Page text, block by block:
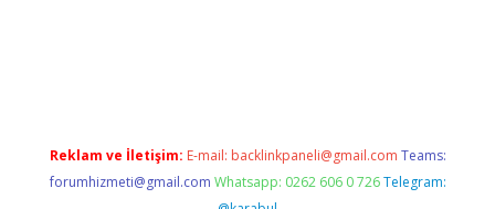
Reklam ve İletişim: E-mail: backlinkpaneli@gmail.com Teams:
forumhizmeti@gmail.com Whatsapp: 0262 606 0 726 Telegram: